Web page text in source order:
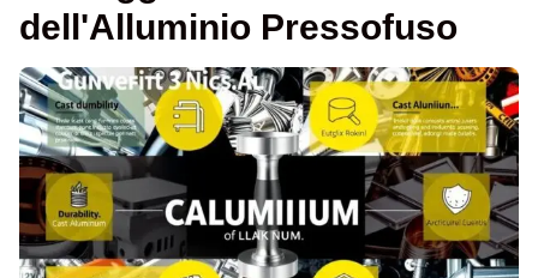
dell'Alluminio Pressofuso